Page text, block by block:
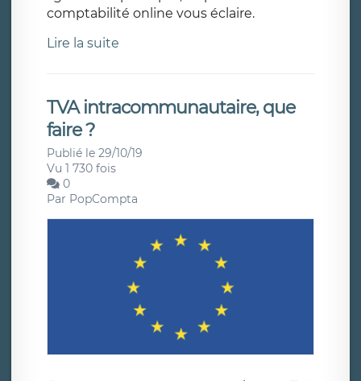
comptabilité online vous éclaire.
Lire la suite
TVA intracommunautaire, que
faire ?
Publié le 29/10/19
Vu 1 730 fois
0
Par PopCompta